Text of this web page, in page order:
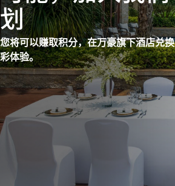
将可以赚取积分，在万豪旗下酒店兑换
体验。
窗口